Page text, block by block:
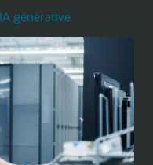
générative